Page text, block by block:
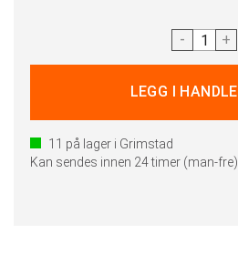
- +
11 på lager i Grimstad
Kan sendes innen 24 timer (man-fre)